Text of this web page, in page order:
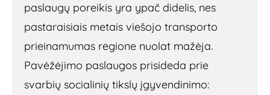
paslaugų poreikis yra ypač didelis, nes
pastaraisiais metais viešojo transporto
prieinamumas regione nuolat mažėja.
Pavėžėjimo paslaugos prisideda prie
svarbių socialinių tikslų įgyvendinimo: